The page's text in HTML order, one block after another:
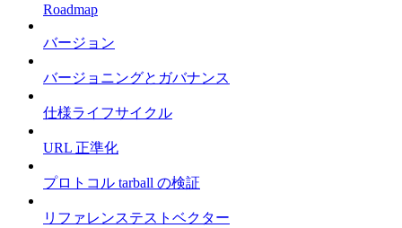
Roadmap
バージョン
バージョニングとガバナンス
仕様ライフサイクル
URL 正準化
プロトコル tarball の検証
リファレンステストベクター